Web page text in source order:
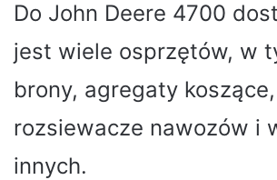
Do John Deere 4700
jest wiele osprzętów, w
brony, agregaty koszące,
rozsiewacze nawozów i
innych.